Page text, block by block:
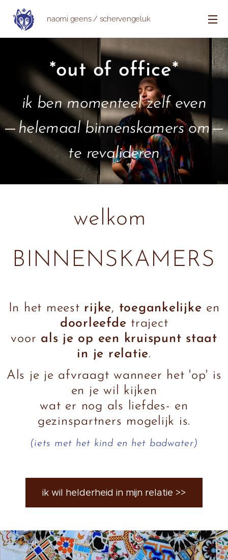
naomi geens / schervengeluk
*out of office*
ik ben momenteel zelf even
helemaal binnenskamers om
te revalideren
welkom
BINNENSKAMERS
In het meest rijke, toegankelijke en
doorleefde traject
voor als je op een kruispunt staat
in je relatie.
Als je je afvraagt wanneer het 'op' is
en je wil kijken
wat er nog als liefdes- en
gezinspartners mogelijk is.
(iets met het kind en het badwater)
ik wil helderheid in mijn relatie >>